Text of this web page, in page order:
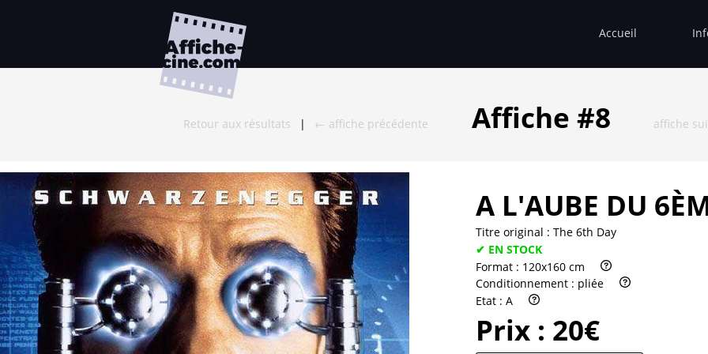
Accueil
Retour aux résultats | ← affiche précédente Affiche #8 affiche
A L'AUBE DU
Titre original : The 6th Day
✔ EN STOCK
Format : 120x160 cm
Conditionnement : pliée
Etat : A
Prix : 20€